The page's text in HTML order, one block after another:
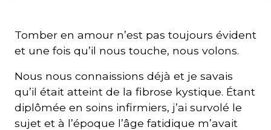
Tomber en amour n’est pas toujours évident
et une fois qu’il nous touche, nous volons.
Nous nous connaissions déjà et je savais
qu’il était atteint de la fibrose kystique. Étant
diplômée en soins infirmiers, j’ai survolé le
sujet et à l’époque l’âge fatidique m’avait
Lien
*